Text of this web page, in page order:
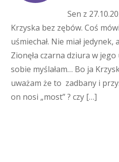
Sen z
Krzyska bez zębów. Coś
uśmiechał. Nie miał
Zionęła czarna dziura w
sobie myślałam… Bo ja
uważam że to zadbany i
on nosi „most” ? czy […]